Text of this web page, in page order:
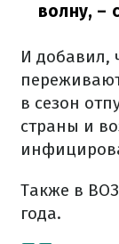
волну, –
И добавил,
в сезон
страны и
Также в
года.